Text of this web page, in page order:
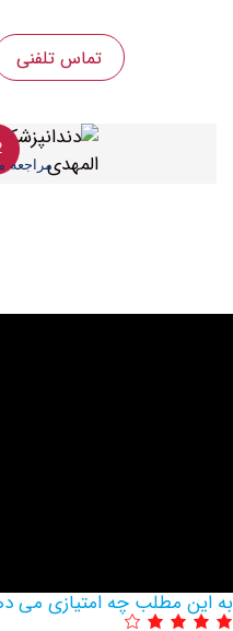
تماس تلفنی
2412
مراجعه موفق
چه امتیازی می دهید ؟